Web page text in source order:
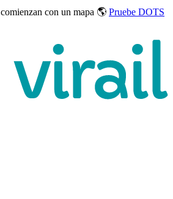
comienzan con un mapa 🌎 Pruebe DOTS